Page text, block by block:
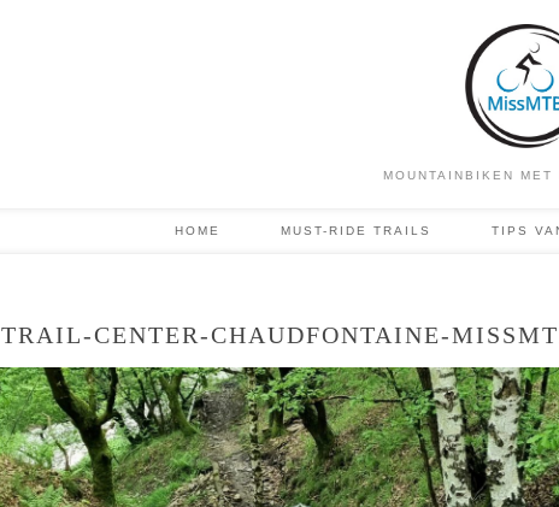
MOUNTAINBIKEN
HOME MUST-RIDE TRAILS TIPS
TRAIL-CENTER-CHAUDFONTAINE-